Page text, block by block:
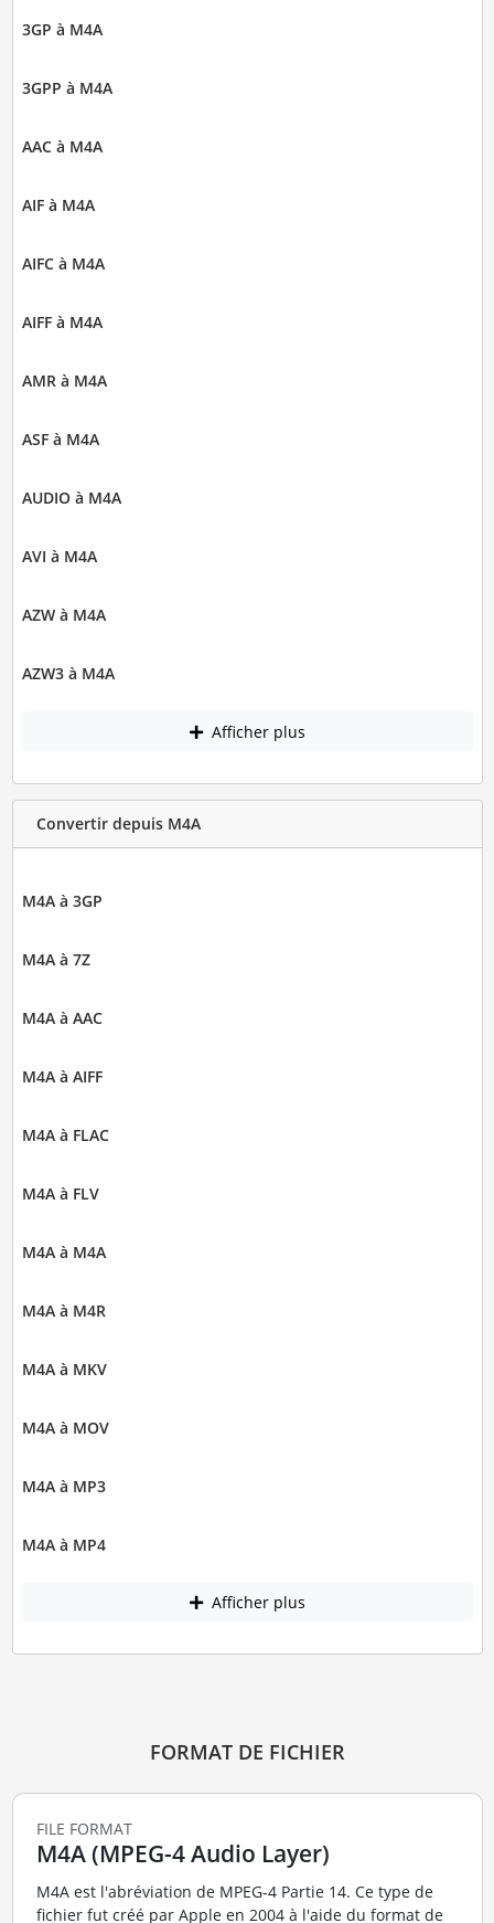
3GP à M4A
3GPP à M4A
AAC à M4A
AIF à M4A
AIFC à M4A
AIFF à M4A
AMR à M4A
ASF à M4A
AUDIO à M4A
AVI à M4A
AZW à M4A
AZW3 à M4A
Afficher plus
Convertir depuis M4A
M4A à 3GP
M4A à 7Z
M4A à AAC
M4A à AIFF
M4A à FLAC
M4A à FLV
M4A à M4A
M4A à M4R
M4A à MKV
M4A à MOV
M4A à MP3
M4A à MP4
Afficher plus
FORMAT DE FICHIER
FILE FORMAT
M4A (MPEG-4 Audio Layer)
M4A est l'abréviation de MPEG-4 Partie 14. Ce type de
fichier fut créé par Apple en 2004 à l'aide du format de